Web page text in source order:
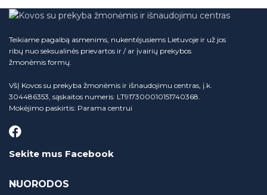
Teikiame pagalbą asmenims, nukentėjusiems Lietuvoje ir už jos
ribų nuo seksualinės prievartos ir / ar įvairių prekybos
žmonėmis formų.
VšĮ Kovos su prekyba žmonėmis ir išnaudojimu centras, į.k.
304486353, sąskaitos numeris: LT917300010151740368.
Mokėjimo paskirtis: Parama centrui
Sekite mus Facebook
NUORODOS